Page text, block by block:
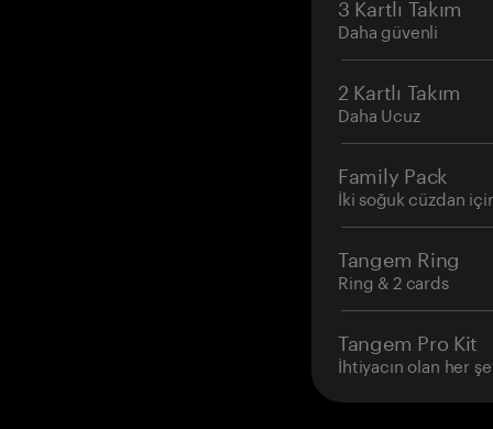
Daha güvenli
2 Kartlı Takım
Daha Ucuz
Family Pack
İki soğuk cüzdan
Tangem Ring
Ring & 2 cards
Tangem Pro Kit
İhtiyacın olan her